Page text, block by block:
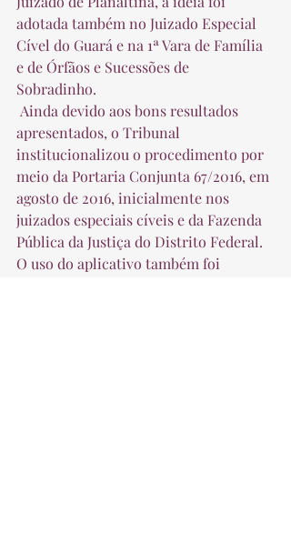
adotada também no Juizado Especial
Cível do Guará e na 1ª Vara de Família
e de Órfãos e Sucessões de
Sobradinho.
apresentados, o Tribunal
institucionalizou o procedimento por
meio da Portaria Conjunta 67/2016, em
agosto de 2016, inicialmente nos
juizados especiais cíveis e da Fazenda
Pública da Justiça do Distrito Federal.
O uso do aplicativo também foi